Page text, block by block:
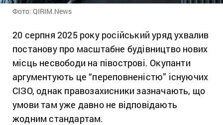
Фото: QIRIM.News
20 серпня 2025 року російський уряд ухвалив
постанову про масштабне будівництво нових
місць несвободи на півострові. Окупанти
аргументують це “переповненістю” існуючих
СІЗО, однак правозахисники зазначають, що
умови там уже давно не відповідають
жодним стандартам.